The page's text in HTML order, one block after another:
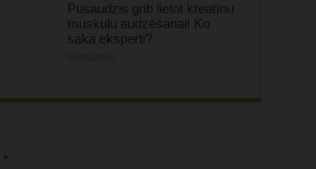
Pusaudzis grib lietot kreatīnu
muskuļu audzēšanai! Ko
saka eksperti?
*